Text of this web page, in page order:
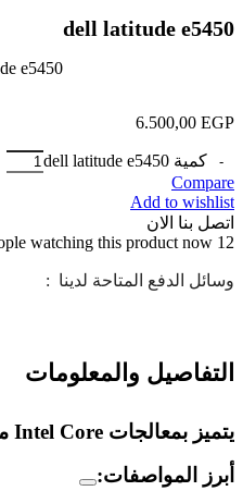
dell latitude e5450
e5450
6.500,00 EGP
كمية dell latitude e5450
Compare
Add to wishlist
اتصل بنا الان
12
watching this product now!
وسائل الدفع المتاحة لدينا :
التفاصيل والمعلومات
يتميز بمعالجات Intel Core من الجيل الخامس
أبرز المواصفات: